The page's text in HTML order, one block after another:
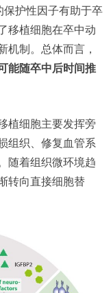
护性因子有助于卒
移植细胞在卒中动
机制。总体而言，
能随卒中后时间推
植细胞主要发挥旁
组织、修复血管系
随着组织微环境趋
转向直接细胞替